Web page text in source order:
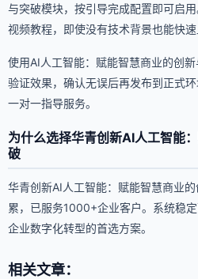
与突破模块，按引导完成配置即可启
视频教程，即使没有技术背景也能快速
使用AI人工智能：赋能智慧商业的创
验证效果，确认无误后再发布到正式
一对一指导服务。
为什么选择华青创新AI人工智能
破
华青创新AI人工智能：赋能智慧商业
累，已服务1000+企业客户。系统稳
企业数字化转型的首选方案。
相关文章：